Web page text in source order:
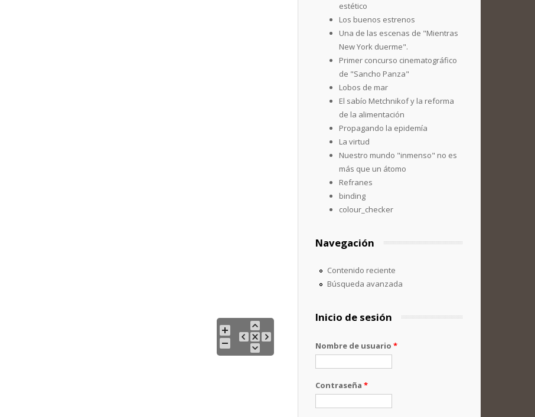
estético
Los buenos estrenos
Una de las escenas de "Mientras
New York duerme".
Primer concurso cinematográfico
de "Sancho Panza"
Lobos de mar
El sabío Metchnikof y la reforma
de la alimentación
Propagando la epidemía
La virtud
Nuestro mundo "inmenso" no es
más que un átomo
Refranes
binding
colour_checker
Navegación
Contenido reciente
Búsqueda avanzada
Inicio de sesión
Nombre de usuario *
Contraseña *